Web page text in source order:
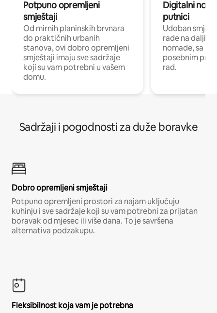
Potpuno opremljeni
smještaji
Od mirnih planinskih brvnara
do praktičnih urbanih
stanova, ovi dobro opremljeni
smještaji imaju sve sadržaje
koji su vam potrebni u vašem
domu.
Digitalni
putnici
Udoban
rade na
nomade, sa
posebnim
rad.
Sadržaji i pogodnosti za duže boravke
Dobro opremljeni smještaji
Potpuno opremljeni prostori za najam uključuju
kuhinju i sve sadržaje koji su vam potrebni za prijatan
boravak od mjesec ili više dana. To je savršena
alternativa podzakupu.
Fleksibilnost koja vam je potrebna